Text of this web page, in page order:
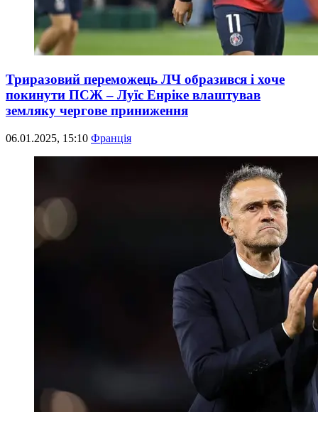
Триразовий переможець ЛЧ образився і хоче
покинути ПСЖ – Луїс Енріке влаштував
земляку чергове приниження
06.01.2025, 15:10 Франція